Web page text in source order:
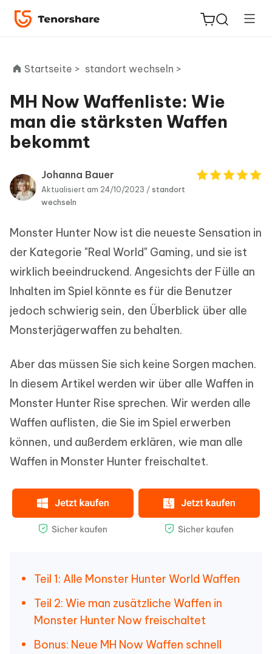
ReiBoot
for iOS
PDF
Editor
Neu
Startseite > standort wechseln >
MH Now Waffenliste: Wie
man die stärksten Waffen
bekommt
Johanna Bauer
Aktualisiert am 24/10/2023 / standort
wechseln
Monster Hunter Now ist die neueste Sensation in
der Kategorie "Real World" Gaming, und sie ist
wirklich beeindruckend. Angesichts der Fülle an
Inhalten im Spiel könnte es für die Benutzer
jedoch schwierig sein, den Überblick über alle
Monsterjägerwaffen zu behalten.
Aber das müssen Sie sich keine Sorgen machen.
In diesem Artikel werden wir über alle Waffen in
Monster Hunter Rise sprechen. Wir werden alle
Waffen auflisten, die Sie im Spiel erwerben
können, und außerdem erklären, wie man alle
Waffen in Monster Hunter freischaltet.
Teil 1: Alle Monster Hunter World Waffen
Teil 2: Wie man zusätzliche Waffen in
Monster Hunter Now freischaltet
Bonus: Neue MH Now Waffen schnell